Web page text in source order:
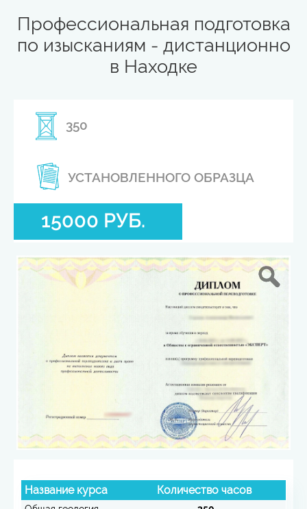
Профессиональная подготовка
по изысканиям - дистанционно
в Находке
350
УСТАНОВЛЕННОГО ОБРАЗЦА
15000 РУБ.
Название курса Количество часов